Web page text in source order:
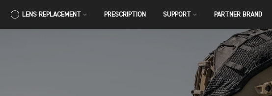
LENS REPLACEMENT PRESCRIPTION SUPPORT PARTNER BRAND